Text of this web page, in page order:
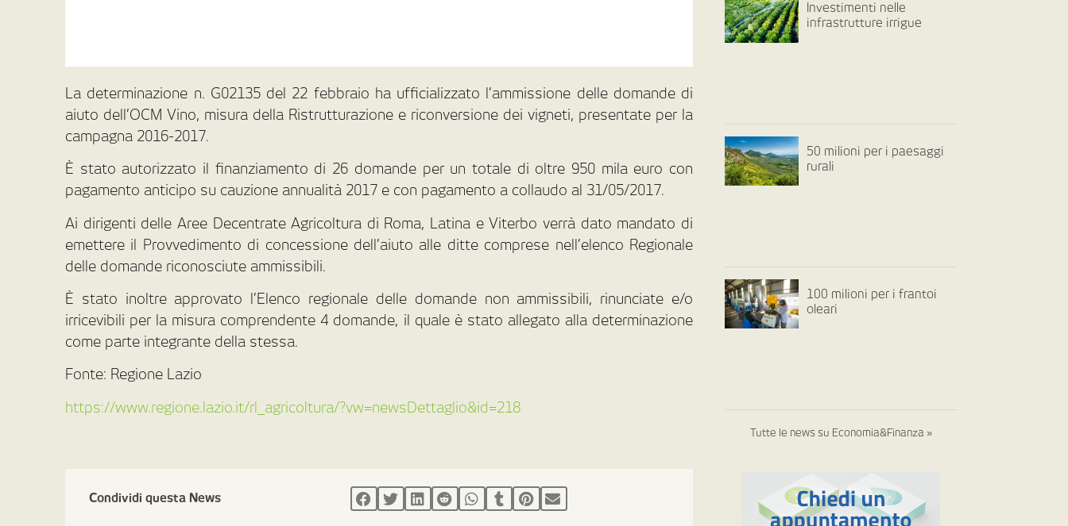
La determinazione n. G02135 del 22 febbraio ha ufficializzato l’ammissione delle domande di
aiuto dell’OCM Vino, misura della Ristrutturazione e riconversione dei vigneti, presentate per la
campagna 2016-2017.
È stato autorizzato il finanziamento di 26 domande per un totale di oltre 950 mila euro con
pagamento anticipo su cauzione annualità 2017 e con pagamento a collaudo al 31/05/2017.
Ai dirigenti delle Aree Decentrate Agricoltura di Roma, Latina e Viterbo verrà dato mandato di
emettere il Provvedimento di concessione dell’aiuto alle ditte comprese nell’elenco Regionale
delle domande riconosciute ammissibili.
È stato inoltre approvato l’Elenco regionale delle domande non ammissibili, rinunciate e/o
irricevibili per la misura comprendente 4 domande, il quale è stato allegato alla determinazione
come parte integrante della stessa.
Fonte: Regione Lazio
https://www.regione.lazio.it/rl_agricoltura/?vw=newsDettaglio&id=218
Condividi questa News
Investimenti nelle
infrastrutture irrigue
50 milioni per i paesaggi
rurali
100 milioni per i frantoi
oleari
Tutte le news su Economia&Finanza »